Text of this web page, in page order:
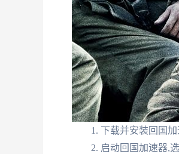
下载并安装回国加
启动回国加速器,